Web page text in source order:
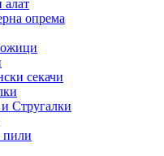
алат
опрема
секачи
Стругалки
пили